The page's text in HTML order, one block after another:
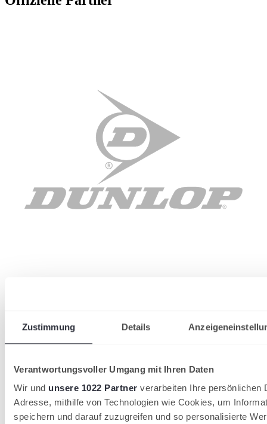
Zustimmung Details
Verantwortungsvoller Umgang mit Ihren Daten
Wir und unsere 1022 Partner verarbeiten Ihre persönlichen
Adresse, mithilfe von Technologien wie Cookies, um
speichern und darauf zuzugreifen und so personalisierte